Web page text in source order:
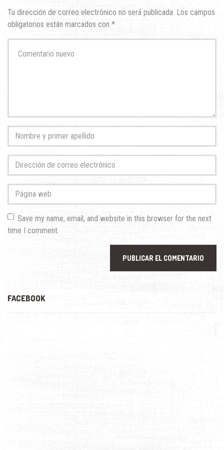
Tu dirección de correo electrónico no será publicada. Los campos
obligatorios están marcados con *
comentario*
Nombre
y
primer
apellido*
Dirección
de
correo
electrónico*
Página
web
Save my name, email, and website in this browser for the next
time I comment.
FACEBOOK